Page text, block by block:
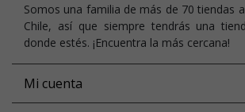
Somos una familia de más de 70 tiendas
Chile, así que siempre tendrás una
donde estés. ¡Encuentra la más cercana!
Mi cuenta